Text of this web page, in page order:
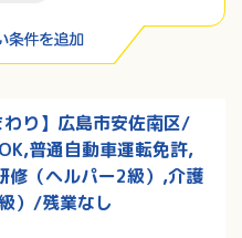
わり】広島市安佐南区/
普通自動車運転免許,
修（ヘルパー2級）,介護
）/残業なし